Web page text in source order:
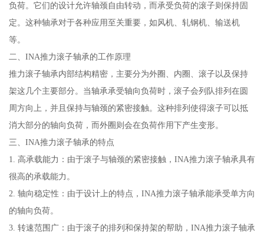
负荷。它们的设计允许轴颈自由转动，而承受负荷的滚子则保持固
定。这种轴承对于各种应用至关重要，如风机、轧钢机、输送机
等。
二、INA推力滚子轴承的工作原理
推力滚子轴承内部结构精密，主要分为外圈、内圈、滚子以及保持
架这几个主要部分。当轴承承受轴向负荷时，滚子会列队排列在圆
周方向上，并且保持与轴颈的紧密接触。这种排列使得滚子可以抵
消大部分的轴向负荷，而外圈则会在负荷作用下产生变形。
三、INA推力滚子轴承的特点
1. 高承载能力：由于滚子与轴颈的紧密接触，INA推力滚子轴承具有
很高的承载能力。
2. 轴向稳定性：由于设计上的特点，INA推力滚子轴承能承受单方向
的轴向负荷。
3. 转速范围广：由于滚子的排列和保持架的帮助，INA推力滚子轴承